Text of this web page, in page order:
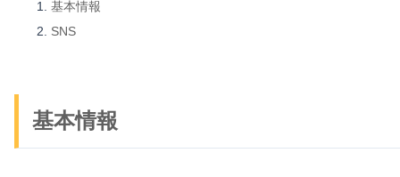
基本情報
SNS
基本情報